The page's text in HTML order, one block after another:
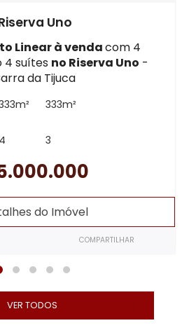
Uno
Linear à vendacom 4
4 suítes no Riserva Uno -
da Tijuca
333m²
4 3
do Imóvel
COMPARTILHAR
VER TODOS